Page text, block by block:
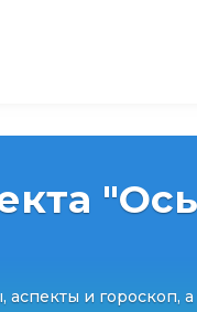
"Ось
аспекты и гороскоп,